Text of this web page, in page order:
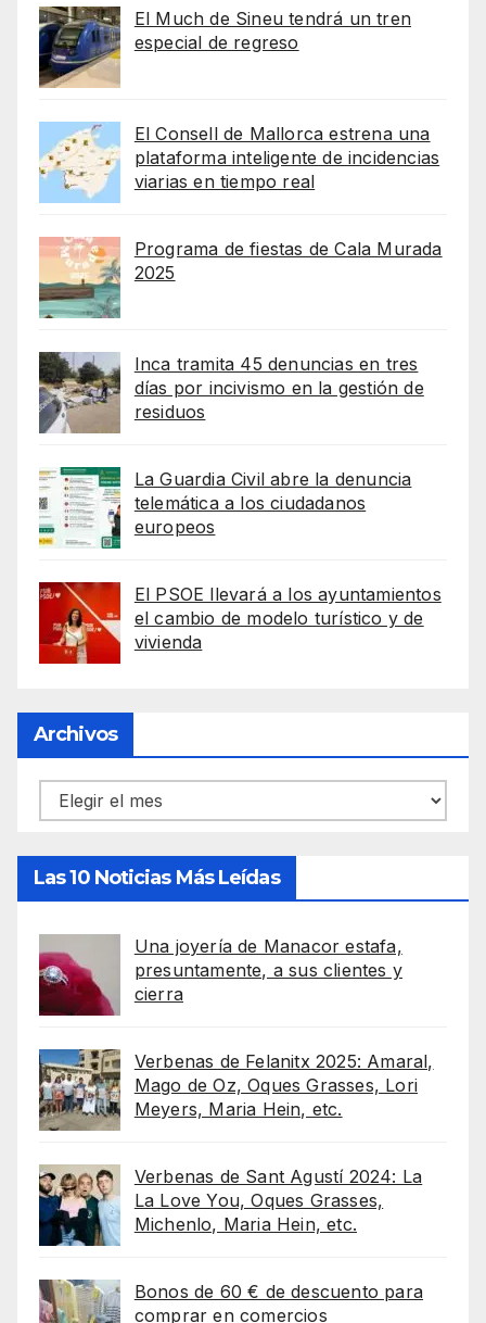
El Much de Sineu tendrá un tren
especial de regreso
El Consell de Mallorca estrena una
plataforma inteligente de incidencias
viarias en tiempo real
Programa de fiestas de Cala Murada
2025
Inca tramita 45 denuncias en tres
días por incivismo en la gestión de
residuos
La Guardia Civil abre la denuncia
telemática a los ciudadanos
europeos
El PSOE llevará a los ayuntamientos
el cambio de modelo turístico y de
vivienda
Archivos
Archivos
Las 10 Noticias Más Leídas
Una joyería de Manacor estafa,
presuntamente, a sus clientes y
cierra
Verbenas de Felanitx 2025: Amaral,
Mago de Oz, Oques Grasses, Lori
Meyers, Maria Hein, etc.
Verbenas de Sant Agustí 2024: La
La Love You, Oques Grasses,
Michenlo, Maria Hein, etc.
Bonos de 60 € de descuento para
comprar en comercios